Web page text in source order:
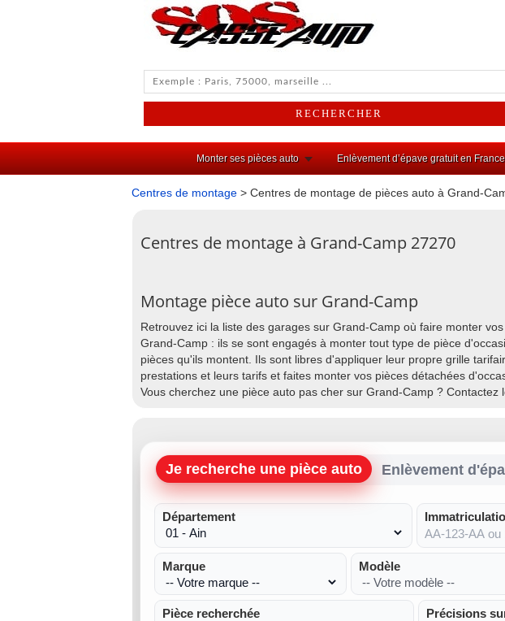
Monter ses pièces auto Enlèvement d’épave gratuit en France
Centres de montage > Centres de montage de pièces auto à Grand-
Centres de montage à Grand-Camp 27270
Montage pièce auto sur Grand-Camp
Retrouvez ici la liste des garages sur Grand-Camp où faire monter
Grand-Camp : ils se sont engagés à monter tout type de pièce
pièces qu'ils montent. Ils sont libres d'appliquer leur propre grille
prestations et leurs tarifs et faites monter vos pièces détachées
Vous cherchez une pièce auto pas cher sur Grand-Camp ? Contactez
Je recherche une pièce auto Enlèvement
Département
Marque Modèle
Pièce recherchée Précisions